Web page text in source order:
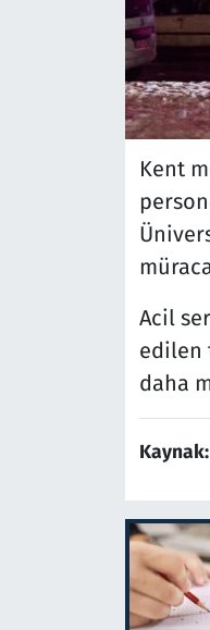
Kent
Acil
edilen
daha
Kaynak: